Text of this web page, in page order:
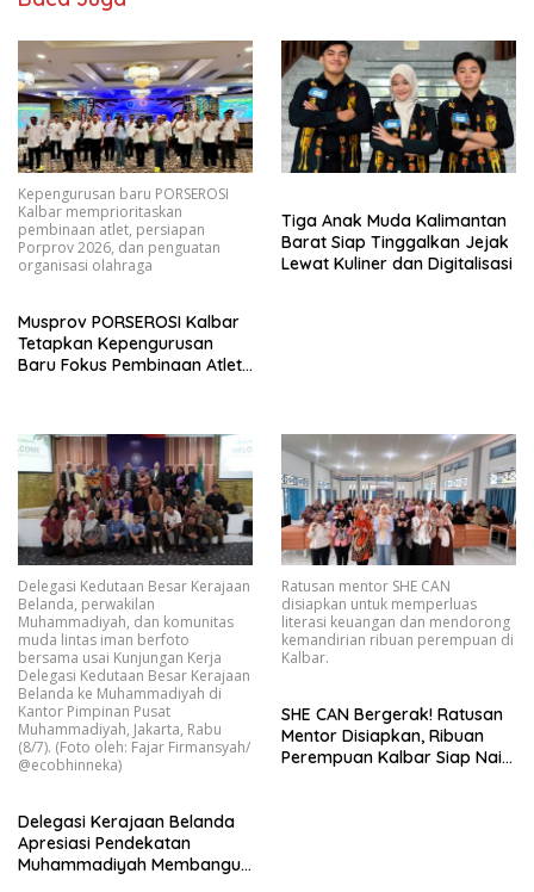
Kepengurusan baru PORSEROSI
Kalbar memprioritaskan
pembinaan atlet, persiapan
Porprov 2026, dan penguatan
organisasi olahraga
Musprov PORSEROSI Kalbar
Tetapkan Kepengurusan
Baru Fokus Pembinaan Atlet
Tiga Anak Muda Kalimantan
Barat Siap Tinggalkan Jejak
Lewat Kuliner dan Digitalisasi
Delegasi Kedutaan Besar Kerajaan
Belanda, perwakilan
Muhammadiyah, dan komunitas
muda lintas iman berfoto
bersama usai Kunjungan Kerja
Delegasi Kedutaan Besar Kerajaan
Belanda ke Muhammadiyah di
Kantor Pimpinan Pusat
Muhammadiyah, Jakarta, Rabu
(8/7). (Foto oleh: Fajar Firmansyah/
@ecobhinneka)
Delegasi Kerajaan Belanda
Apresiasi Pendekatan
Muhammadiyah Membangun
Ratusan mentor SHE CAN
disiapkan untuk memperluas
literasi keuangan dan mendorong
kemandirian ribuan perempuan di
Kalbar.
SHE CAN Bergerak! Ratusan
Mentor Disiapkan, Ribuan
Perempuan Kalbar Siap Naik